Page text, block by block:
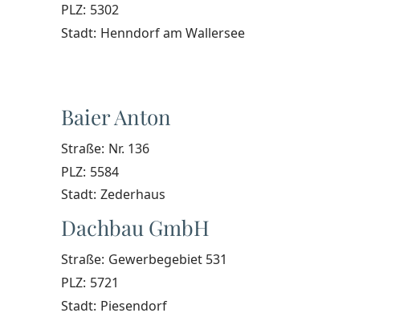
PLZ: 5302
Stadt: Henndorf am Wallersee
Baier Anton
Straße: Nr. 136
PLZ: 5584
Stadt: Zederhaus
Dachbau GmbH
Straße: Gewerbegebiet 531
PLZ: 5721
Stadt: Piesendorf